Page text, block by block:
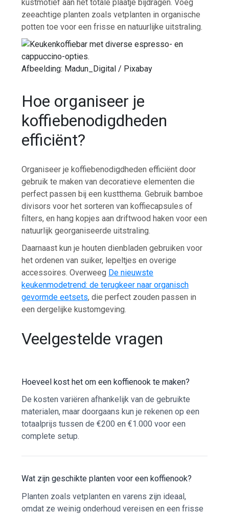
kustmotief aan het totale plaatje bijdragen. Voeg
zeeachtige planten zoals vetplanten in organische
potten toe voor een frisse en natuurlijke uitstraling.
Afbeelding: Madun_Digital / Pixabay
Hoe organiseer je
koffiebenodigdheden
efficiënt?
Organiseer je koffiebenodigdheden efficiënt door
gebruik te maken van decoratieve elementen die
perfect passen bij een kustthema. Gebruik bamboe
divisors voor het sorteren van koffiecapsules of
filters, en hang kopjes aan driftwood haken voor een
natuurlijk georganiseerde uitstraling.
Daarnaast kun je houten dienbladen gebruiken voor
het ordenen van suiker, lepeltjes en overige
accessoires. Overweeg De nieuwste
keukenmodetrend: de terugkeer naar organisch
gevormde eetsets, die perfect zouden passen in
een dergelijke kustomgeving.
Veelgestelde vragen
Hoeveel kost het om een koffienook te maken?
De kosten variëren afhankelijk van de gebruikte
materialen, maar doorgaans kun je rekenen op een
totaalprijs tussen de €200 en €1.000 voor een
complete setup.
Wat zijn geschikte planten voor een koffienook?
Planten zoals vetplanten en varens zijn ideaal,
omdat ze weinig onderhoud vereisen en een frisse